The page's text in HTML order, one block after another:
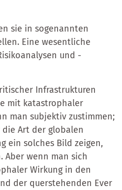
sie in sogenannten
Eine wesentliche
und -
Infrastrukturen
mit katastrophaler
man subjektiv zustimmen;
Art der globalen
ein solches Bild zeigen,
Aber wenn man sich
Wirkung in den
der querstehenden Ever